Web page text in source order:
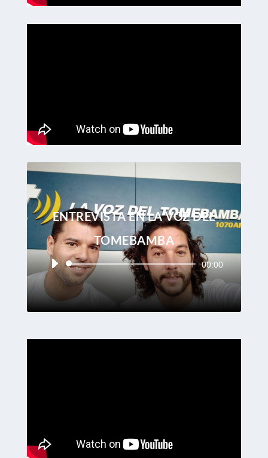
ENTREVISTA EN LA VOZ DEL
TOMEBAMBA
Reproductor
de
audio
00:00